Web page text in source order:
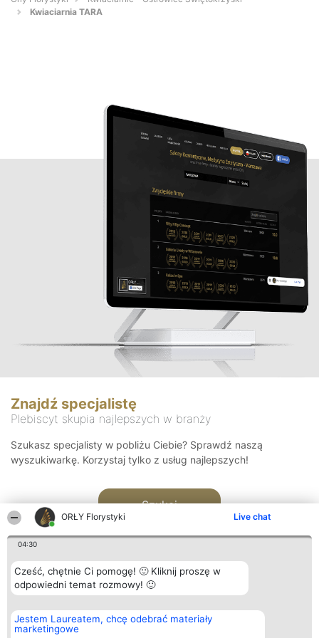
ORŁY Florystyki Live chat
04:30
Cześć, chętnie Ci pomogę! 🙂 Kliknij proszę w
odpowiedni temat rozmowy! 🙂
Jestem Laureatem, chcę odebrać materiały
marketingowe
Kwiaciarnia TARA
Znajdź specjalistę
Plebiscyt skupia najlepszych w branży
Szukasz specjalisty w pobliżu Ciebie? Sprawdź naszą
wyszukiwarkę. Korzystaj tylko z usług najlepszych!
Szukaj
Organizator plebiscytu
Bright Side Solutions sp. z o.
o. sp. k.
Plebiscyt
Laureaci
Kontakt
Kontakt